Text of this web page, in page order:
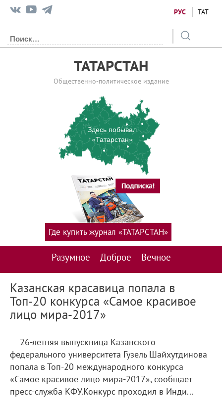
РУС ТАТ
ТАТАРСТАН
Общественно-политическое издание
Здесь побывал
«Татарстан»
Разумное Доброе Вечное
Где купить журнал «ТАТАРСТАН»
Казанская красавица попала в
Топ-20 конкурса «Самое красивое
лицо мира-2017»
26-летняя выпускница Казанского
федерального университета Гузель Шайхутдинова
попала в Топ-20 международного конкурса
«Самое красивое лицо мира-2017», сообщает
пресс-служба КФУ.Конкурс проходил в Инди...